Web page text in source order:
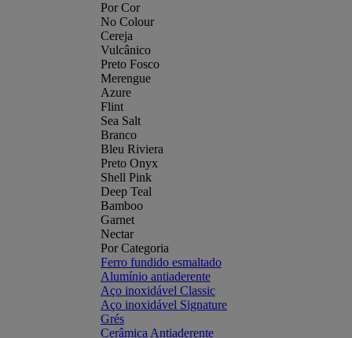
Por Cor
No Colour
Cereja
Vulcânico
Preto Fosco
Merengue
Azure
Flint
Sea Salt
Branco
Bleu Riviera
Preto Onyx
Shell Pink
Deep Teal
Bamboo
Garnet
Nectar
Por Categoria
Ferro fundido esmaltado
Alumínio antiaderente
Aço inoxidável Classic
Aço inoxidável Signature
Grés
Cerâmica Antiaderente